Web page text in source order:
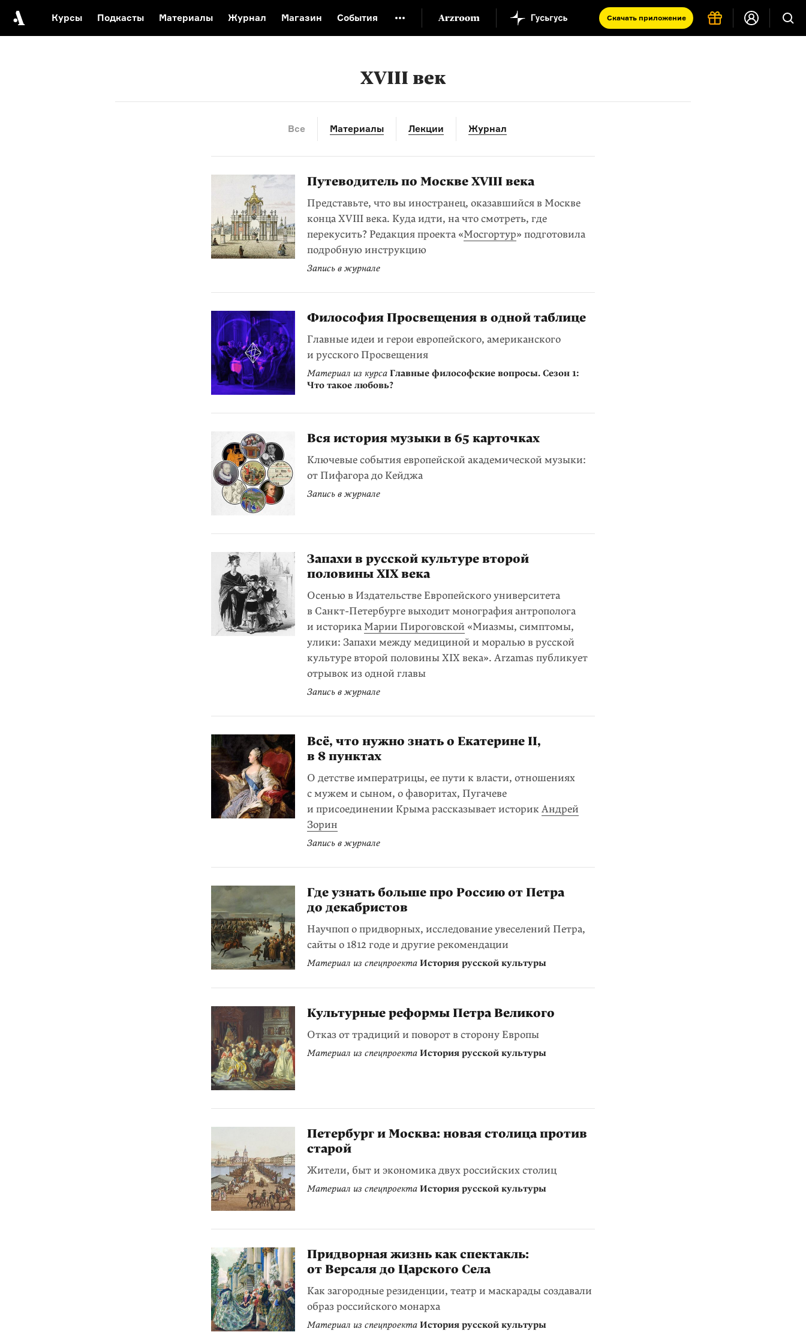
Курсы Подкасты Материалы Журнал Магазин События Скачать приложение
Русская литература XX века
XVIII век
Все Материалы Лекции Журнал
Путеводитель по Москве XVIII века
Представьте, что вы иностранец, оказавшийся в Москве
конца XVIII века. Куда идти, на что смотреть, где
перекусить? Редакция проекта «Мосгортур» подготовила
подробную инструкцию
Запись в журнале
Философия Просвещения в одной таблице
Главные идеи и герои европейского, американского
и русского Просвещения
Материал из курса Главные философские вопросы. Сезон 1:
Что такое любовь?
Вся история музыки в 65 карточках
Ключевые события европейской академической музыки:
от Пифагора до Кейджа
Запись в журнале
Запахи в русской культуре второй
половины XIX века
Осенью в Издательстве Европейского университета
в Санкт-Петербурге выходит монография антрополога
и историкаМарии Пироговской «Миазмы, симптомы,
улики: Запахи между медициной и моралью в русской
культуре второй половины XIX века». Arzamas публикует
отрывок из одной главы
Запись в журнале
Всё, что нужно знать о Екатерине II,
в 8 пунктах
О детстве императрицы, ее пути к власти, отношениях
с мужем и сыном, о фаворитах, Пугачеве
и присоединении Крыма рассказывает историкАндрей
Зорин
Запись в журнале
Где узнать больше про Россию от Петра
до декабристов
Научпоп о придворных, исследование увеселений Петра,
сайты о 1812 годе и другие рекомендации
Материал из спецпроекта История русской культуры
Культурные реформы Петра Великого
Отказ от традиций и поворот в сторону Европы
Материал из спецпроекта История русской культуры
Петербург и Москва: новая столица против
старой
Жители, быт и экономика двух российских столиц
Материал из спецпроекта История русской культуры
Придворная жизнь как спектакль:
от Версаля до Царского Села
Как загородные резиденции, театр и маскарады создавали
образ российского монарха
Материал из спецпроекта История русской культуры